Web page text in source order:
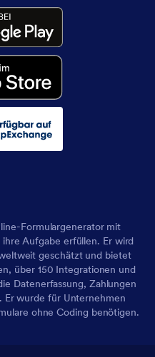
Formulargenerator mit
Aufgabe erfüllen. Er wird
geschätzt und bietet
über 150 Integrationen und
Datenerfassung, Zahlungen
Er wurde für Unternehmen
ohne Coding benötigen.